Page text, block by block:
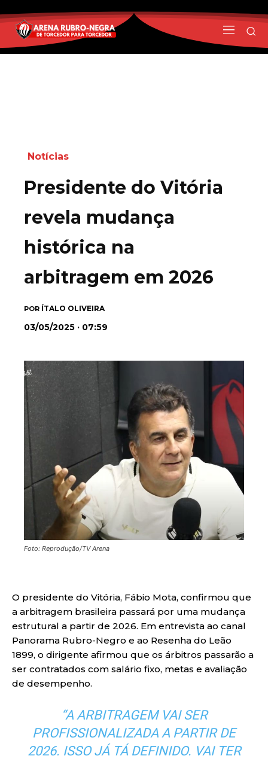
Notícias
Presidente do Vitória
revela mudança
histórica na
arbitragem em 2026
POR ÍTALO OLIVEIRA
03/05/2025 · 07:59
Foto: Reprodução/TV Arena
O presidente do Vitória, Fábio Mota, confirmou que
a arbitragem brasileira passará por uma mudança
estrutural a partir de 2026. Em entrevista ao canal
Panorama Rubro-Negro e ao Resenha do Leão
1899, o dirigente afirmou que os árbitros passarão a
ser contratados com salário fixo, metas e avaliação
de desempenho.
“A ARBITRAGEM VAI SER
PROFISSIONALIZADA A PARTIR DE
2026. ISSO JÁ TÁ DEFINIDO. VAI TER